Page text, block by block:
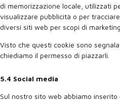
di memorizzazione locale, utilizzati
visualizzare pubblicità o per
diversi siti web per scopi di
Visto che questi cookie sono
chiediamo il permesso di piazzarli.
5.4 Social media
Sul nostro sito web abbiamo inserito